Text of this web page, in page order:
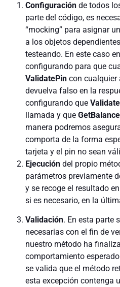
Configuración de todos
parte del código, es
“mocking” para asignar
a los objetos
testeando. En este caso
configurando para que
ValidatePin con cualquier
devuelva falso en la
configurando que
llamada y que GetBalance
manera podremos
comporta de la forma
tarjeta y el pin no sean
Ejecución del propio
parámetros previamente
y se recoge el resultado
si es necesario, en la
Validación. En esta parte
necesarias con el fin de
nuestro método ha
comportamiento
se valida que el método
esta excepción contenga